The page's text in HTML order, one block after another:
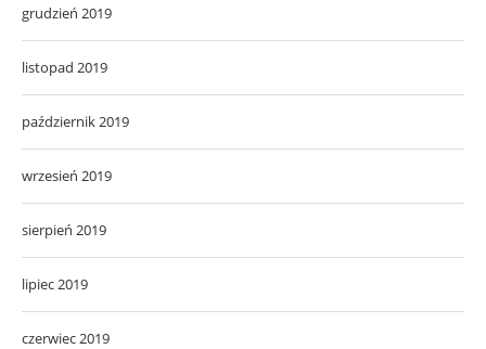
grudzień 2019
listopad 2019
październik 2019
wrzesień 2019
sierpień 2019
lipiec 2019
czerwiec 2019